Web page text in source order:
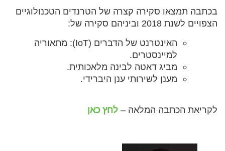
בכתבה תמצאו סקירה קצרה של הטרנדים הטכנולוגיים
הצפויים לשנת 2018 וביניהם סקירה של:
האינטרנט של הדברים (IoT): מתאוריה
למיינסטרים.
מביג דאטה לבינה מלאכותית.
מענן לשירותי ענן היברידי.
לקריאת הכתבה המלאה – לחץ כאן